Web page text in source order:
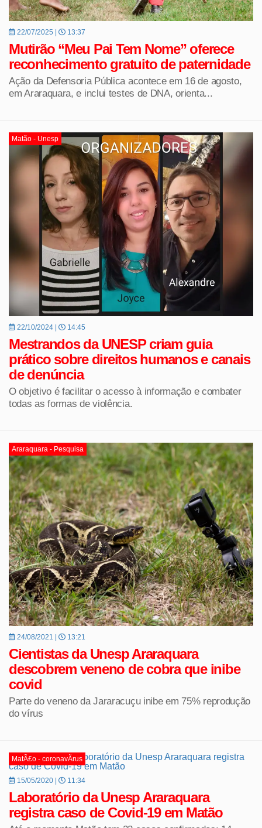
22/07/2025 | 13:37
Mutirão “Meu Pai Tem Nome” oferece
reconhecimento gratuito de paternidade
Ação da Defensoria Pública acontece em 16 de agosto,
em Araraquara, e inclui testes de DNA, orienta...
Matão - Unesp
22/10/2024 | 14:45
Mestrandos da UNESP criam guia
prático sobre direitos humanos e canais
de denúncia
O objetivo é facilitar o acesso à informação e combater
todas as formas de violência.
Araraquara - Pesquisa
24/08/2021 | 13:21
Cientistas da Unesp Araraquara
descobrem veneno de cobra que inibe
covid
Parte do veneno da Jararacuçu inibe em 75% reprodução
do vírus
MatÃ£o - coronavÃ­rus
15/05/2020 | 11:34
Laboratório da Unesp Araraquara
registra caso de Covid-19 em Matão